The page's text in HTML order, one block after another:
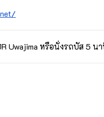
Uwajima หรือนั่งรถบัส 5 น